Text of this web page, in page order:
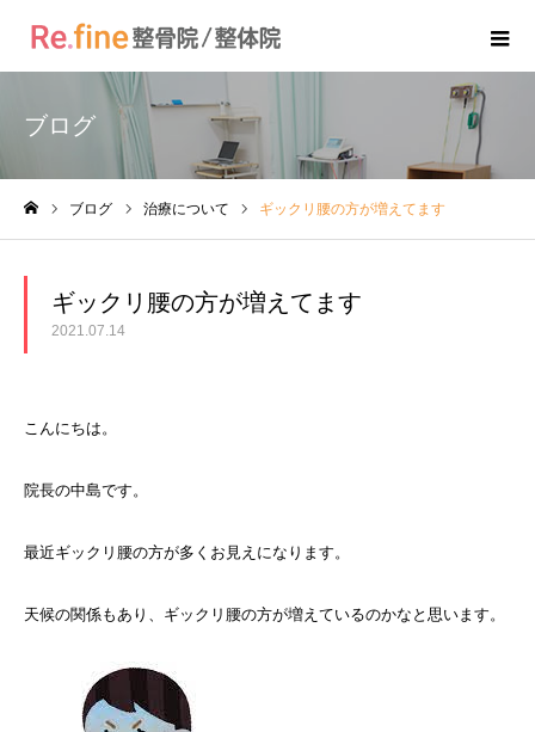
ブログ
ブログ 治療について ギックリ腰の方が増えてます
ギックリ腰の方が増えてます
2021.07.14
こんにちは。
院長の中島です。
最近ギックリ腰の方が多くお見えになります。
天候の関係もあり、ギックリ腰の方が増えているのかなと思います。